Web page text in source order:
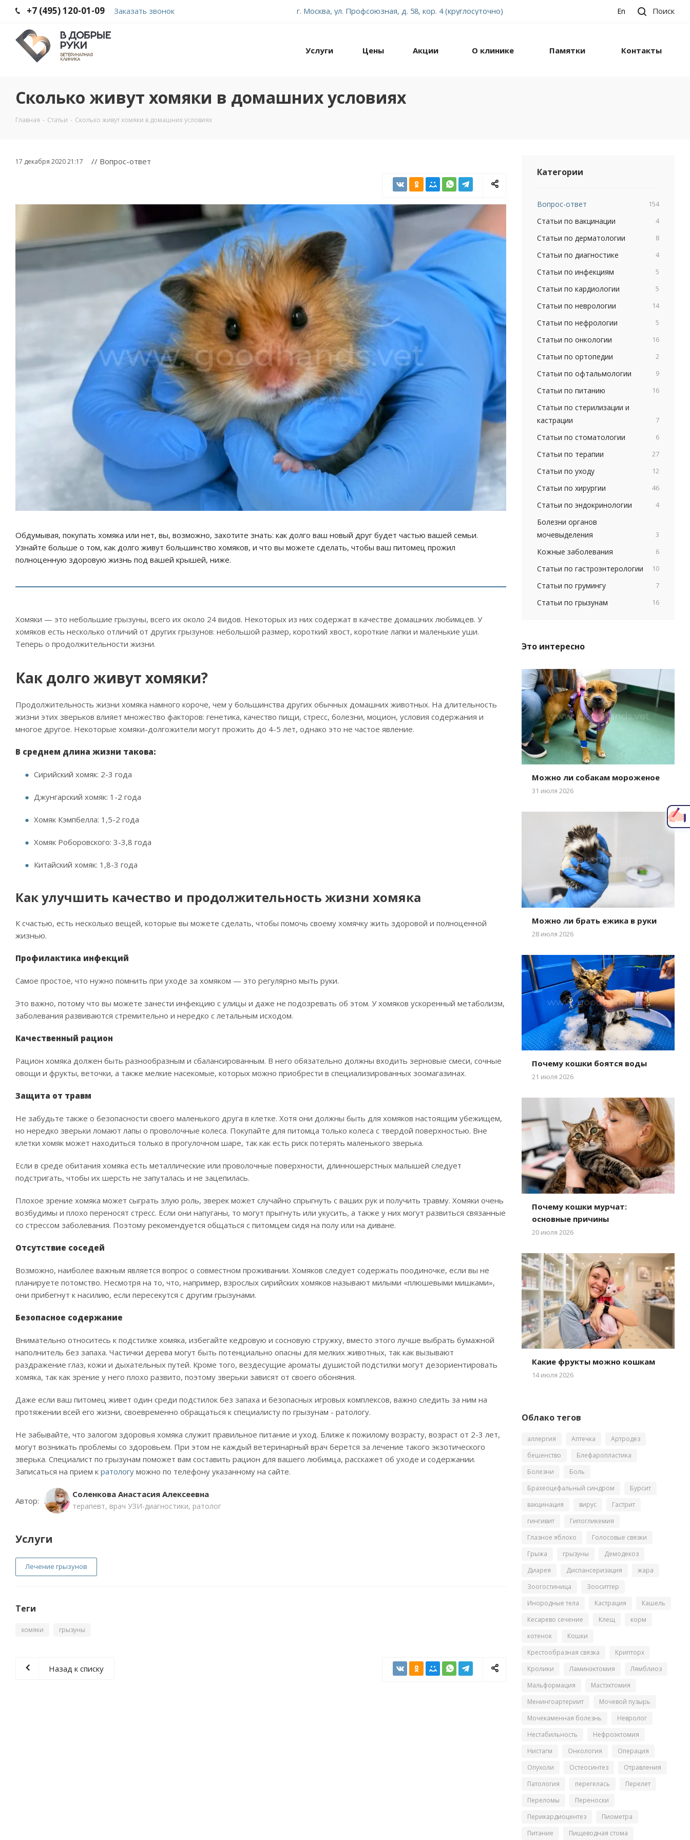
+7 (495) 120-01-09 Заказать звонок г. Москва, ул. Профсоюзная, д. 58, кор. 4 (круглосуточно) En Поиск
Услуги Цены Акции О клинике Памятки Контакты
Сколько живут хомяки в домашних условиях
Главная - Статьи - Сколько живут хомяки в домашних условиях
17 декабря 2020 21:17 // Вопрос-ответ
Обдумывая, покупать хомяка или нет, вы, возможно, захотите знать: как долго ваш новый друг будет частью вашей семьи.
Узнайте больше о том, как долго живут большинство хомяков, и что вы можете сделать, чтобы ваш питомец прожил
полноценную здоровую жизнь под вашей крышей, ниже.
Хомяки — это небольшие грызуны, всего их около 24 видов. Некоторых из них содержат в качестве домашних любимцев. У
хомяков есть несколько отличий от других грызунов: небольшой размер, короткий хвост, короткие лапки и маленькие уши.
Теперь о продолжительности жизни.
Как долго живут хомяки?
Продолжительность жизни хомяка намного короче, чем у большинства других обычных домашних животных. На длительность
жизни этих зверьков влияет множество факторов: генетика, качество пищи, стресс, болезни, моцион, условия содержания и
многое другое. Некоторые хомяки-долгожители могут прожить до 4-5 лет, однако это не частое явление.
В среднем длина жизни такова:
Сирийский хомяк: 2-3 года
Джунгарский хомяк: 1-2 года
Хомяк Кэмпбелла: 1,5-2 года
Хомяк Роборовского: 3-3,8 года
Китайский хомяк: 1,8-3 года
Как улучшить качество и продолжительность жизни хомяка
К счастью, есть несколько вещей, которые вы можете сделать, чтобы помочь своему хомячку жить здоровой и полноценной
жизнью.
Профилактика инфекций
Самое простое, что нужно помнить при уходе за хомяком — это регулярно мыть руки.
Это важно, потому что вы можете занести инфекцию с улицы и даже не подозревать об этом. У хомяков ускоренный метаболизм,
заболевания развиваются стремительно и нередко с летальным исходом.
Качественный рацион
Рацион хомяка должен быть разнообразным и сбалансированным. В него обязательно должны входить зерновые смеси, сочные
овощи и фрукты, веточки, а также мелкие насекомые, которых можно приобрести в специализированных зоомагазинах.
Защита от травм
Не забудьте также о безопасности своего маленького друга в клетке. Хотя они должны быть для хомяков настоящим убежищем,
но нередко зверьки ломают лапы о проволочные колеса. Покупайте для питомца только колеса с твердой поверхностью. Вне
клетки хомяк может находиться только в прогулочном шаре, так как есть риск потерять маленького зверька.
Если в среде обитания хомяка есть металлические или проволочные поверхности, длинношерстных малышей следует
подстригать, чтобы их шерсть не запуталась и не зацепилась.
Плохое зрение хомяка может сыграть злую роль, зверек может случайно спрыгнуть с ваших рук и получить травму. Хомяки очень
возбудимы и плохо переносят стресс. Если они напуганы, то могут прыгнуть или укусить, а также у них могут развиться связанные
со стрессом заболевания. Поэтому рекомендуется общаться с питомцем сидя на полу или на диване.
Отсутствие соседей
Возможно, наиболее важным является вопрос о совместном проживании. Хомяков следует содержать поодиночке, если вы не
планируете потомство. Несмотря на то, что, например, взрослых сирийских хомяков называют милыми «плюшевыми мишками»,
они прибегнут к насилию, если пересекутся с другим грызунами.
Безопасное содержание
Внимательно относитесь к подстилке хомяка, избегайте кедровую и сосновую стружку, вместо этого лучше выбрать бумажной
наполнитель без запаха. Частички дерева могут быть потенциально опасны для мелких животных, так как вызывают
раздражение глаз, кожи и дыхательных путей. Кроме того, вездесущие ароматы душистой подстилки могут дезориентировать
хомяка, так как зрение у него плохо развито, поэтому зверьки зависят от своего обоняния.
Даже если ваш питомец живет один среди подстилок без запаха и безопасных игровых комплексов, важно следить за ним на
протяжении всей его жизни, своевременно обращаться к специалисту по грызунам - ратологу.
Не забывайте, что залогом здоровья хомяка служит правильное питание и уход. Ближе к пожилому возрасту, возраст от 2-3 лет,
могут возникать проблемы со здоровьем. При этом не каждый ветеринарный врач берется за лечение такого экзотического
зверька. Специалист по грызунам поможет вам составить рацион для вашего любимца, расскажет об уходе и содержании.
Записаться на прием к ратологу можно по телефону указанному на сайте.
Автор:
Соленкова Анастасия Алексеевна
терапевт, врач УЗИ-диагностики, ратолог
Услуги
Лечение грызунов
Теги
хомяки грызуны
Назад к списку
Категории
Вопрос-ответ 154
Статьи по вакцинации 4
Статьи по дерматологии 8
Статьи по диагностике 4
Статьи по инфекциям 5
Статьи по кардиологии 5
Статьи по неврологии 14
Статьи по нефрологии 5
Статьи по онкологии 16
Статьи по ортопедии 2
Статьи по офтальмологии 9
Статьи по питанию 16
Статьи по стерилизации и
кастрации
7
Статьи по стоматологии 6
Статьи по терапии 27
Статьи по уходу 12
Статьи по хирургии 46
Статьи по эндокринологии 4
Болезни органов
мочевыделения
3
Кожные заболевания 6
Статьи по гастроэнтерологии 10
Статьи по грумингу 7
Статьи по грызунам 16
Это интересно
Можно ли собакам мороженое
31 июля 2026
Можно ли брать ежика в руки
28 июля 2026
Почему кошки боятся воды
21 июля 2026
Почему кошки мурчат:
основные причины
20 июля 2026
Какие фрукты можно кошкам
14 июля 2026
Облако тегов
аллергия Аптечка
Артродез
бешенство
Блефаропластика
Болезни
Боль
Брахеоцефальный синдром
Бурсит
вакцинация
вирус
Гастрит
гингивит
Гипогликемия
Глазное яблоко
Голосовые связки
Грыжа
грызуны
Демодекоз
Диарея
Диспансеризация
жара
Зоогостиница
Зооситтер
Инородные тела
Кастрация
Кашель
Кесарево сечение
Клещ
корм
котенок
Кошки
Крестообразная связка
Крипторх
Кролики
Ламинэктомия
Лямблиоз
Мальформация
Мастэктомия
Менингоартериит
Мочевой пузырь
Мочекаменная болезнь
Невролог
Нестабильность
Нефроэктомия
Нистагм
Онкология
Операция
Опухоли
Остеосинтез
Отравления
Патология
перегелась
Перелет
Переломы
Переноски
Перикардиоцентез
Пиометра
Питание
Пищеводная стома
Написать главному врачу